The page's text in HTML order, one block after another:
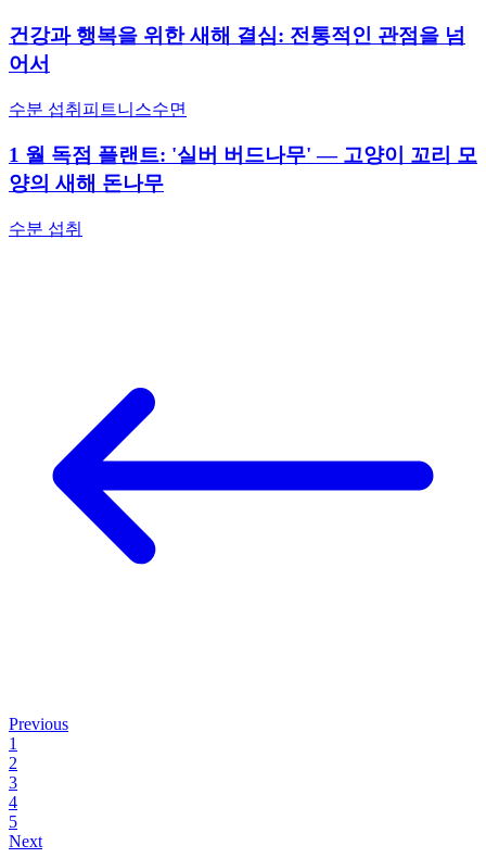
건강과 행복을 위한 새해 결심: 전통적인 관점을 넘
어서
수분 섭취 피트니스수면
1 월 독점 플랜트: '실버 버드나무' — 고양이 꼬리 모
양의 새해 돈나무
수분 섭취
Previous
1
2
3
4
5
Next